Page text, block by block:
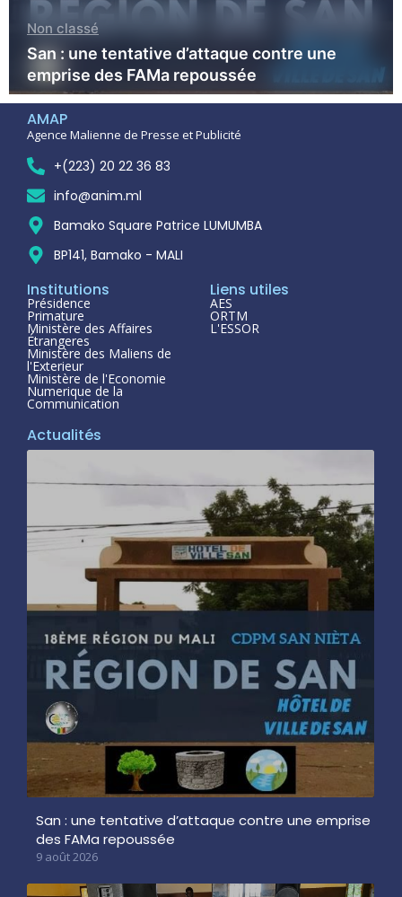
actualité Actualité nationale
Tominian : Relance de l’orchestre moderne
du Cercle
AMAP
Agence Malienne de Presse et Publicité
+(223) 20 22 36 83
info@anim.ml
Bamako Square Patrice LUMUMBA
BP141, Bamako - MALI
Institutions
Présidence
Primature
Ministère des Affaires
Étrangeres
Ministère des Maliens de
l'Exterieur
Ministère de l'Economie
Numerique de la
Communication
Liens utiles
AES
ORTM
L'ESSOR
Actualités
San : une tentative d’attaque contre une emprise
des FAMa repoussée
9 août 2026